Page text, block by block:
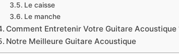
Le caisse
Le manche
Comment Entretenir Votre Guitare Acoustique
Notre Meilleure Guitare Acoustique